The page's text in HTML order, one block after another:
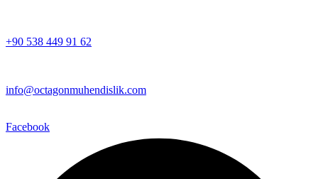
+90 538 449 91 62
info@octagonmuhendislik.com
Facebook